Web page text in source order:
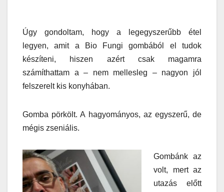
Úgy gondoltam, hogy a legegyszerűbb étel
legyen, amit a Bio Fungi gombából el tudok
készíteni, hiszen azért csak magamra
számíthattam a – nem mellesleg – nagyon jól
felszerelt kis konyhában.
Gomba pörkölt. A hagyományos, az egyszerű, de
mégis zseniális.
Gombánk az
volt, mert az
utazás előtt